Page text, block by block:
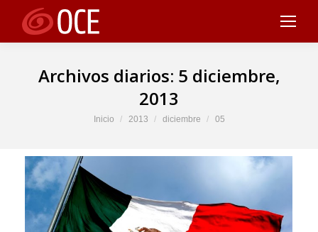
Archivos diarios: 5 diciembre,
2013
Estás aquí:
Inicio 2013 diciembre 05